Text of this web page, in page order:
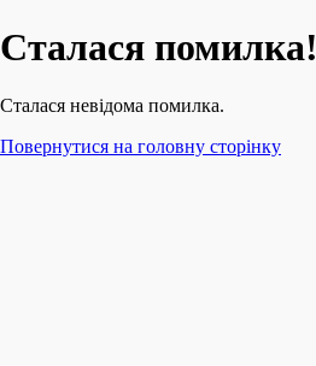
Сталася помилка!
Сталася невідома помилка.
Повернутися на головну сторінку